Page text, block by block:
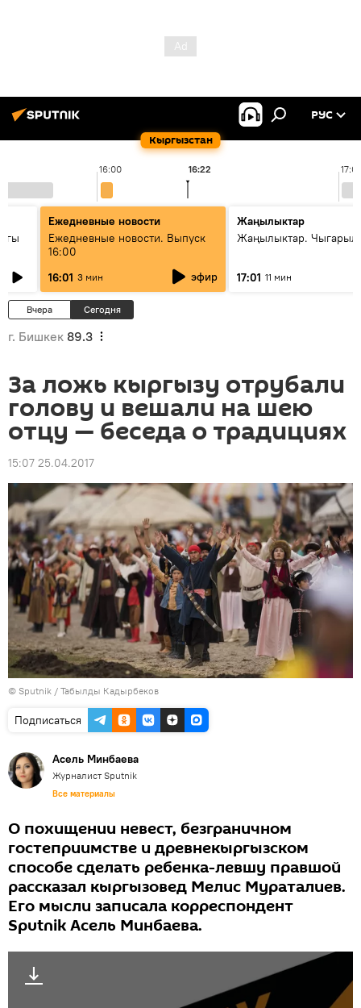
Кыргызстан
РУС
16:00 16:22
Ежедневные новости
Ежедневные новости. Выпуск
16:00
16:01 3 мин эфир
Жаңылыктар
Жаңылыктар.
17:01 11 мин
Вчера Сегодня
г. Бишкек 89.3
За ложь кыргызу отрубали
голову и вешали на шею
отцу — беседа о традициях
15:07 25.04.2017
© Sputnik / Табылды Кадырбеков
Подписаться
Асель Минбаева
Журналист Sputnik
Все материалы
О похищении невест, безграничном
гостеприимстве и древнекыргызском
способе сделать ребенка-левшу правшой
рассказал кыргызовед Мелис Мураталиев.
Его мысли записала корреспондент
Sputnik Асель Минбаева.